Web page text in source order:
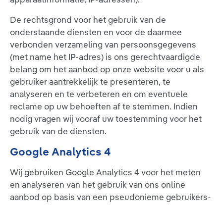
De rechtsgrond voor het gebruik van de
onderstaande diensten en voor de daarmee
verbonden verzameling van persoonsgegevens
(met name het IP-adres) is ons gerechtvaardigde
belang om het aanbod op onze website voor u als
gebruiker aantrekkelijk te presenteren, te
analyseren en te verbeteren en om eventuele
reclame op uw behoeften af te stemmen. Indien
nodig vragen wij vooraf uw toestemming voor het
gebruik van de diensten.
Google Analytics 4
Wij gebruiken Google Analytics 4 voor het meten
en analyseren van het gebruik van ons online
aanbod op basis van een pseudonieme gebruikers-